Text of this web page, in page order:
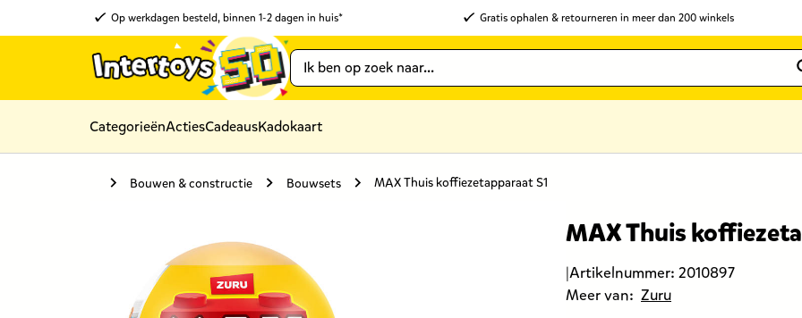
Op werkdagen besteld, binnen 1-2 dagen in huis* Gratis ophalen & retourneren in meer dan 200 winkels
CategorieënActiesCadeausKadokaart
Bouwen & constructie Bouwsets MAX Thuis koffiezetapparaat S1
MAX Thuis
|Artikelnummer: 2010897
Meer van: Zuru